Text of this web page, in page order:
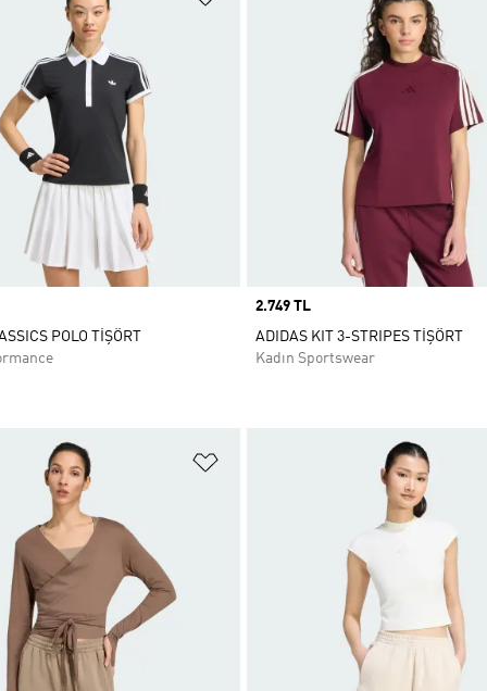
POLO TİŞÖRT
Price
2.749 TL
ADIDAS KIT 3-STRIPES TİŞÖRT
Kadın Sportswear
Ekle